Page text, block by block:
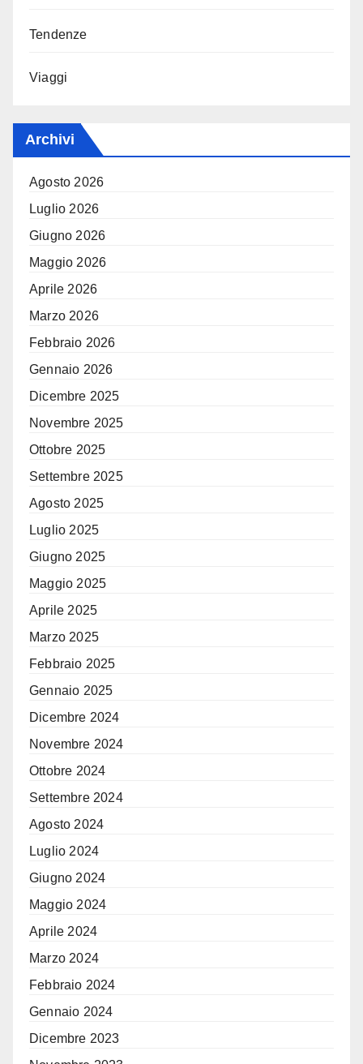
Tendenze
Viaggi
Archivi
Agosto 2026
Luglio 2026
Giugno 2026
Maggio 2026
Aprile 2026
Marzo 2026
Febbraio 2026
Gennaio 2026
Dicembre 2025
Novembre 2025
Ottobre 2025
Settembre 2025
Agosto 2025
Luglio 2025
Giugno 2025
Maggio 2025
Aprile 2025
Marzo 2025
Febbraio 2025
Gennaio 2025
Dicembre 2024
Novembre 2024
Ottobre 2024
Settembre 2024
Agosto 2024
Luglio 2024
Giugno 2024
Maggio 2024
Aprile 2024
Marzo 2024
Febbraio 2024
Gennaio 2024
Dicembre 2023